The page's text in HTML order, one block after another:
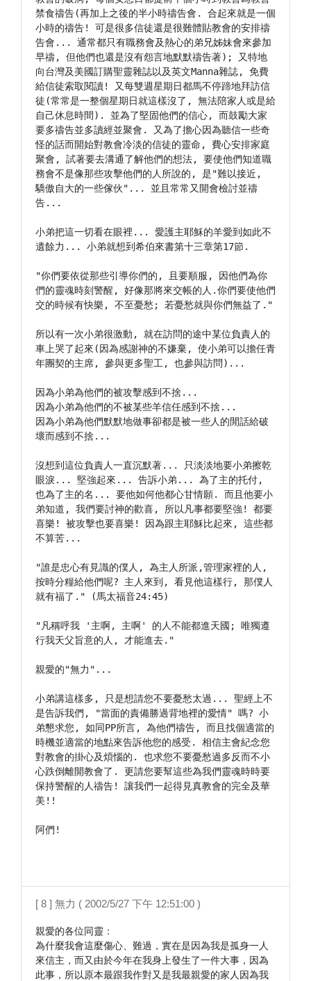
禁食禱告(再加上之後的半小時禱告會. 合起來就是一個
小時的禱告! 可是很多信徒還是很難體貼教會的安排禱
告會... 通常都只有職務會及熱心的弟兄姊妹會來參加
早禱, 但他們也還是沒有怨言地默默禱告著); 又特地
向台灣及美國訂購聖靈雜誌以及英文Manna雜誌, 免費
給信徒索取閱讀! 又每雙週星期日都馬不停蹄地拜訪信
徒(常常是一整個星期日就這樣沒了, 無法陪家人或是給
自己休息時間). 並為了堅固他們的信心, 而鼓勵大家
要多禱告並多讀經並聚會. 又為了擔心因為聽信一些奇
怪的話而開始對教會冷淡的信徒的靈命, 費心安排家庭
聚會, 試著要去溝通了解他們的想法, 要使他們知道職
務會不是像那些攻擊他們的人所說的, 是"難以接近,
驕傲自大的一些傢伙"... 並且常常又開會檢討並禱
告...
小弟把這一切看在眼裡... 愛護主耶穌的羊愛到如此不
遺餘力... 小弟就想到希伯來書第十三章第17節.
"你們要依從那些引導你們的, 且要順服, 因他們為你
們的靈魂時刻警醒, 好像那將來交帳的人.你們要使他們
交的時候有快樂, 不至憂愁; 若憂愁就與你們無益了."
所以有一次小弟很激動, 就在訪問的途中某位負責人的
車上哭了起來(因為感謝神的不嫌棄, 使小弟可以擔任青
年團契的主席, 參與更多聖工, 也參與訪問)...
因為小弟為他們的被攻擊感到不捨...
因為小弟為他們的不被某些羊信任感到不捨...
因為小弟為他們默默地做事卻都是被一些人的閒話給破
壞而感到不捨...
沒想到這位負責人一直沉默著... 只淡淡地要小弟擦乾
眼淚... 堅強起來... 告訴小弟... 為了主的托付,
也為了主的名... 要他如何他都心甘情願. 而且他要小
弟知道, 我們要討神的歡喜, 所以凡事都要堅強! 都要
喜樂! 被攻擊也要喜樂! 因為跟主耶穌比起來, 這些都
不算苦...
"誰是忠心有見識的僕人, 為主人所派,管理家裡的人,
按時分糧給他們呢? 主人來到, 看見他這樣行, 那僕人
就有福了." (馬太福音24:45)
"凡稱呼我 '主啊, 主啊' 的人不能都進天國; 唯獨遵
行我天父旨意的人, 才能進去."
親愛的"無力"...
小弟講這樣多, 只是想請您不要憂愁太過... 聖經上不
是告訴我們, "當面的責備勝過背地裡的愛情" 嗎? 小
弟懇求您, 如同PP所言, 為他們禱告, 而且找個適當的
時機並適當的地點來告訴他您的感受. 相信主會紀念您
對教會的掛心及煩惱的. 也求您不要憂愁過多反而不小
心跌倒離開教會了. 更請您要幫這些為我們靈魂時時要
保持警醒的人禱告! 讓我們一起得見真教會的完全及華
美!!
阿們!
[ 8 ] 無力 ( 2002/5/27 下午 12:51:00 )
親愛的各位同靈：
為什麼我會這麼傷心、難過，實在是因為我是孤身一人
來信主，而又由於今年在我身上發生了一件大事，因為
此事，所以原本最跟我作對又是我最親愛的家人因為我